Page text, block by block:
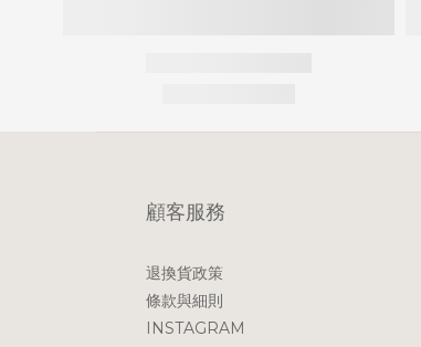
顧客服務
退換貨政策
條款與細則
INSTAGRAM